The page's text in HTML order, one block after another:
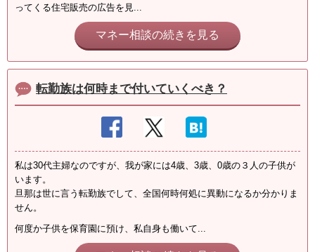
ってくる住宅販売の広告を見...
マネー相談の続きを見る
転勤族は何時まで付いていくべき？
私は30代主婦なのですが、我が家には4歳、3歳、0歳の３人の子供が
います。
旦那は世に言う転勤族でして、全国何時何処に異動になるか分かりま
せん。
何度か子供を保育園に預け、私自身も働いて...